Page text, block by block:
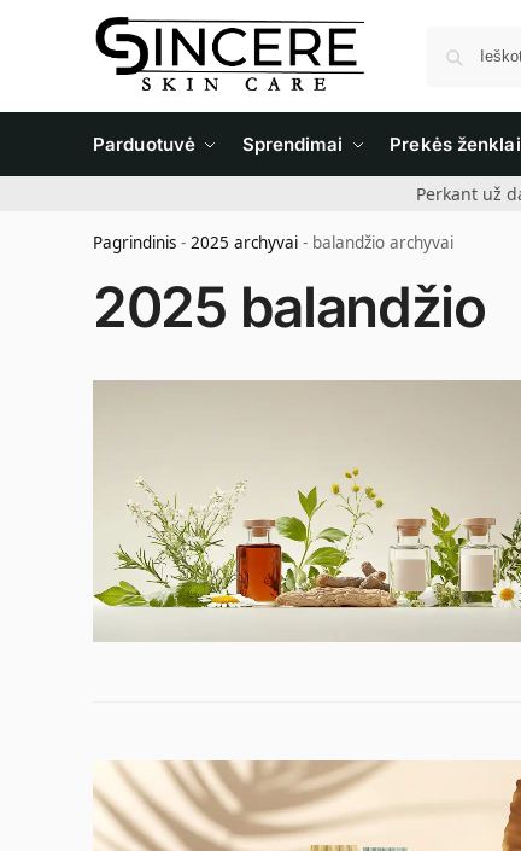
Parduotuvė Sprendimai Prekės ženklai
Perkant už
Pagrindinis - 2025 archyvai - balandžio archyvai
2025 balandžio